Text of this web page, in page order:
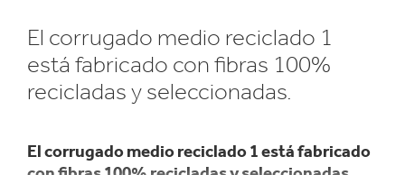
El corrugado medio reciclado 1
está fabricado con fibras 100%
recicladas y seleccionadas.
El corrugado medio reciclado 1 está fabricado